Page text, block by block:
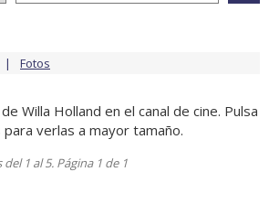
Fotos
Willa Holland en el canal de cine. Pulsa
verlas a mayor tamaño.
1 al 5. Página 1 de 1